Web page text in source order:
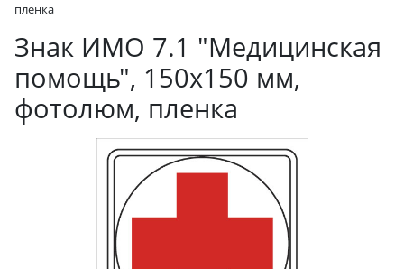
пленка
Знак ИМО 7.1 "Медицинская
помощь", 150x150 мм,
фотолюм, пленка